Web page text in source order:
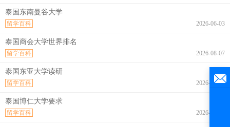
泰国东南曼谷大学
2026-06-03
留学百科
泰国商会大学世界排名
2026-08-07
留学百科
泰国东亚大学读研
2026-08-07
留学百科
泰国博仁大学要求
2026-08-07
留学百科